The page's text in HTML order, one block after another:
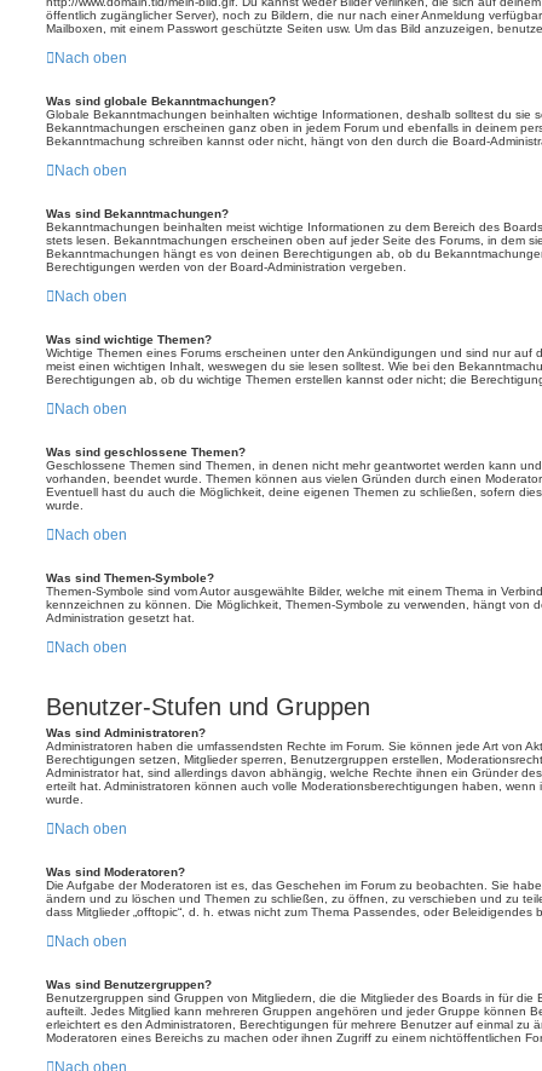
öffentlich zugänglicher Server), noch zu Bildern, die nur nach einer Anmeldung
Mailboxen, mit einem Passwort geschützte Seiten usw. Um das Bild anzuzeigen,
Nach oben
Was sind globale Bekanntmachungen?
Globale Bekanntmachungen beinhalten wichtige Informationen, deshalb solltest du sie
Bekanntmachungen erscheinen ganz oben in jedem Forum und ebenfalls in deinem
Bekanntmachung schreiben kannst oder nicht, hängt von den durch die Board-
Nach oben
Was sind Bekanntmachungen?
Bekanntmachungen beinhalten meist wichtige Informationen zu dem Bereich des
stets lesen. Bekanntmachungen erscheinen oben auf jeder Seite des Forums, in dem
Bekanntmachungen hängt es von deinen Berechtigungen ab, ob du
Berechtigungen werden von der Board-Administration vergeben.
Nach oben
Was sind wichtige Themen?
Wichtige Themen eines Forums erscheinen unter den Ankündigungen und sind nur auf
meist einen wichtigen Inhalt, weswegen du sie lesen solltest. Wie bei den
Berechtigungen ab, ob du wichtige Themen erstellen kannst oder nicht; die
Nach oben
Was sind geschlossene Themen?
Geschlossene Themen sind Themen, in denen nicht mehr geantwortet werden kann
vorhanden, beendet wurde. Themen können aus vielen Gründen durch einen
Eventuell hast du auch die Möglichkeit, deine eigenen Themen zu schließen, sofern
wurde.
Nach oben
Was sind Themen-Symbole?
Themen-Symbole sind vom Autor ausgewählte Bilder, welche mit einem Thema in
kennzeichnen zu können. Die Möglichkeit, Themen-Symbole zu verwenden, hängt von
Administration gesetzt hat.
Nach oben
Benutzer-Stufen und Gruppen
Was sind Administratoren?
Administratoren haben die umfassendsten Rechte im Forum. Sie können jede Art von
Berechtigungen setzen, Mitglieder sperren, Benutzergruppen erstellen,
Administrator hat, sind allerdings davon abhängig, welche Rechte ihnen ein Gründer
erteilt hat. Administratoren können auch volle Moderationsberechtigungen haben,
wurde.
Nach oben
Was sind Moderatoren?
Die Aufgabe der Moderatoren ist es, das Geschehen im Forum zu beobachten. Sie
ändern und zu löschen und Themen zu schließen, zu öffnen, zu verschieben und zu
dass Mitglieder „offtopic“, d. h. etwas nicht zum Thema Passendes, oder Beleidigendes
Nach oben
Was sind Benutzergruppen?
Benutzergruppen sind Gruppen von Mitgliedern, die die Mitglieder des Boards in für die
aufteilt. Jedes Mitglied kann mehreren Gruppen angehören und jeder Gruppe können
erleichtert es den Administratoren, Berechtigungen für mehrere Benutzer auf einmal zu
Moderatoren eines Bereichs zu machen oder ihnen Zugriff zu einem nichtöffentlichen
Nach oben